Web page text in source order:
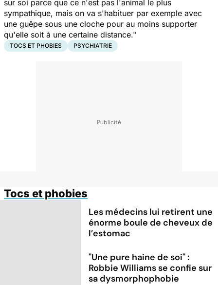
sur soi parce que ce n'est pas l'animal le plus
sympathique, mais on va s'habituer par exemple avec
une guêpe sous une cloche pour au moins supporter
qu'elle soit à une certaine distance."
TOCS ET PHOBIES PSYCHIATRIE
Tocs et phobies
Les médecins lui retirent une
énorme boule de cheveux de
l’estomac
"Une pure haine de soi" :
Robbie Williams se confie sur
sa dysmorphophobie